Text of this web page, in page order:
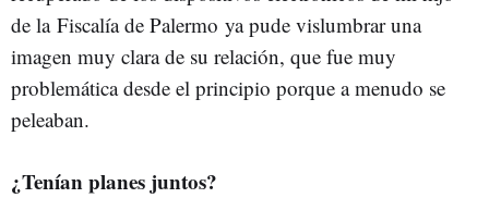
de la Fiscalía de Palermo ya pude vislumbrar una
imagen muy clara de su relación, que fue muy
problemática desde el principio porque a menudo se
peleaban.
¿Tenían planes juntos?